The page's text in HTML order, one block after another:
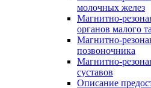
молочных желез
Магнитно-
органов малого
Магнитно-
позвоночника
Магнитно-
суставов
Описание